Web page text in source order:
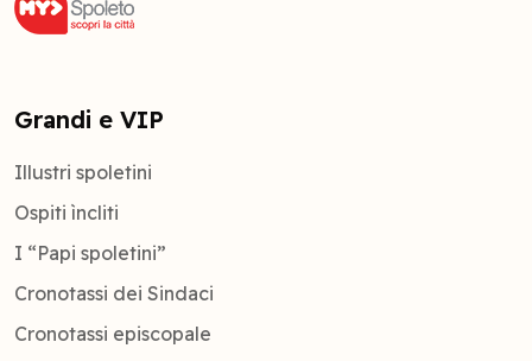
Grandi e VIP
Illustri spoletini
Ospiti ìncliti
I “Papi spoletini”
Cronotassi dei Sindaci
Cronotassi episcopale